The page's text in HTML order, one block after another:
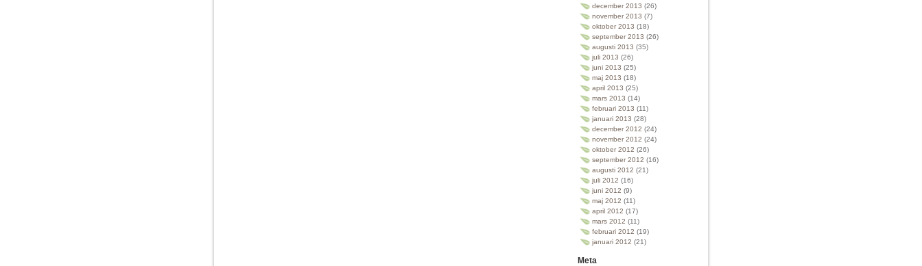
december 2013 (26)
november 2013 (7)
oktober 2013 (18)
september 2013 (26)
augusti 2013 (35)
juli 2013 (26)
juni 2013 (25)
maj 2013 (18)
april 2013 (25)
mars 2013 (14)
februari 2013 (11)
januari 2013 (28)
december 2012 (24)
november 2012 (24)
oktober 2012 (26)
september 2012 (16)
augusti 2012 (21)
juli 2012 (16)
juni 2012 (9)
maj 2012 (11)
april 2012 (17)
mars 2012 (11)
februari 2012 (19)
januari 2012 (21)
Meta